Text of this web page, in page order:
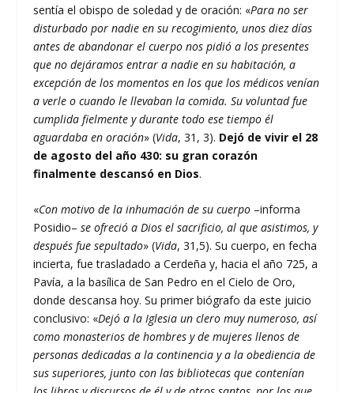
sentía el obispo de soledad y de oración: «Para no ser
disturbado por nadie en su recogimiento, unos diez días
antes de abandonar el cuerpo nos pidió a los presentes
que no dejáramos entrar a nadie en su habitación, a
excepción de los momentos en los que los médicos venían
a verle o cuando le llevaban la comida. Su voluntad fue
cumplida fielmente y durante todo ese tiempo él
aguardaba en oración» (Vida, 31, 3). Dejó de vivir el 28
de agosto del año 430: su gran corazón
finalmente descansó en Dios.
«Con motivo de la inhumación de su cuerpo –informa
Posidio–se ofreció a Dios el sacrificio, al que asistimos, y
después fue sepultado» (Vida, 31,5). Su cuerpo, en fecha
incierta, fue trasladado a Cerdeña y, hacia el año 725, a
Pavía, a la basílica de San Pedro en el Cielo de Oro,
donde descansa hoy. Su primer biógrafo da este juicio
conclusivo: «Dejó a la Iglesia un clero muy numeroso, así
como monasterios de hombres y de mujeres llenos de
personas dedicadas a la continencia y a la obediencia de
sus superiores, junto con las bibliotecas que contenían